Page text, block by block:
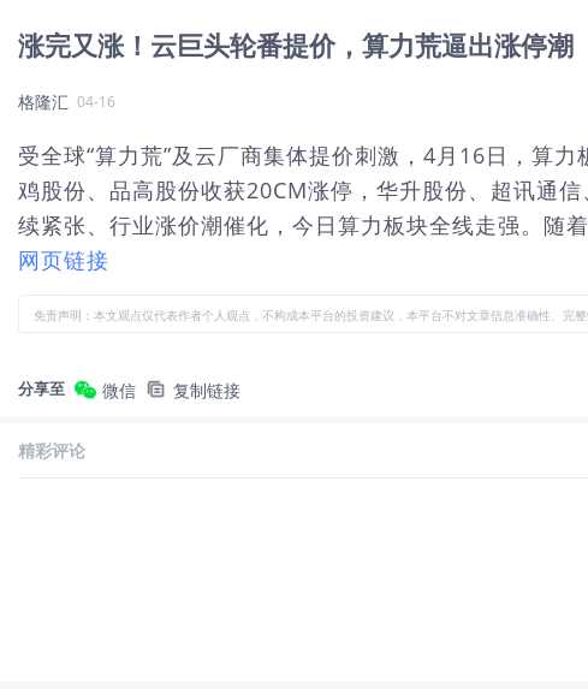
涨完又涨！云巨头轮番提价，算力荒逼出涨停潮
格隆汇 04-16
受全球“算力荒”及云厂商集体提价刺激，4月16日，算
鸡股份、品高股份收获20CM涨停，华升股份、超讯通
续紧张、行业涨价潮催化，今日算力板块全线走强。随
网页链接
免责声明：本文观点仅代表作者个人观点，不构成本平台的投资建议，本平台不对文章信息准确性、完
分享至 微信 复制链接
精彩评论